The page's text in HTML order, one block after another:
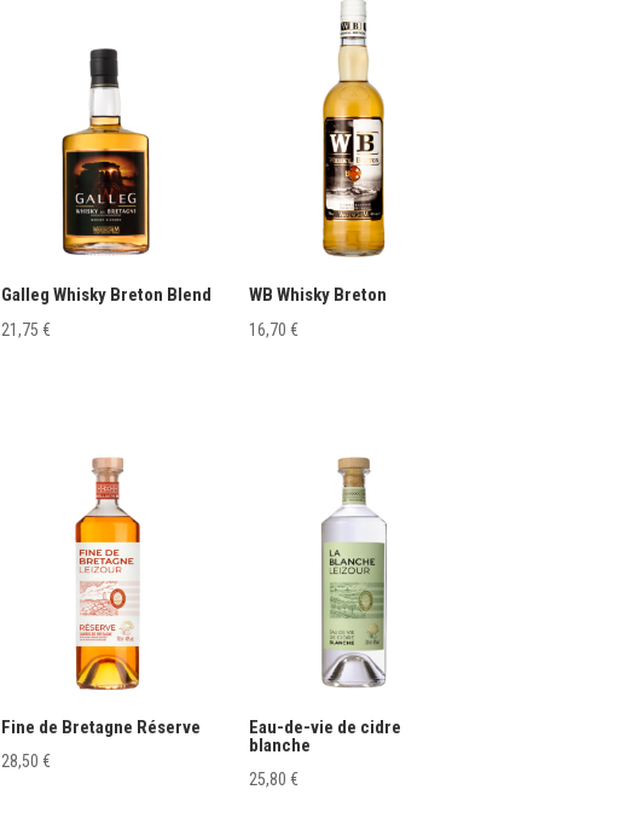
Galleg Whisky Breton Blend
21,75€
WB Whisky Breton
16,70 €
Fine de Bretagne Réserve
28,50€
Eau-de-vie de cidre
blanche
25,80 €